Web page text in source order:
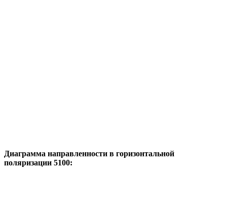
Диаграмма направленности в горизонтальной
поляризации 5100: